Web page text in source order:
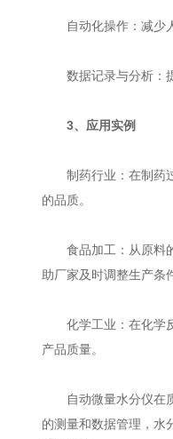
自动化操作：减少人
数据记录与分析：提
3、应用实例
制药行业：在制药过
的品质。
食品加工：从原料的
助厂家及时调整生产条
化学工业：在化学反
产品质量。
自动微量水分仪在
的测量和数据管理，水